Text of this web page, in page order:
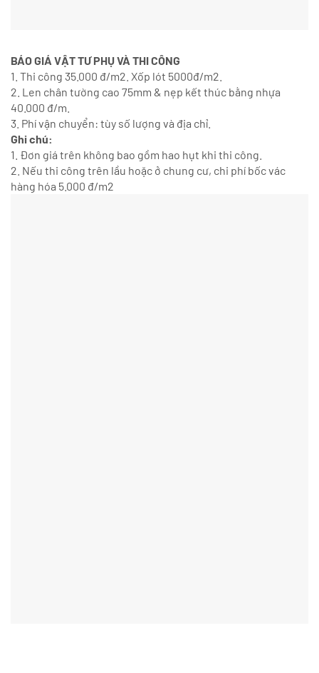
BÁO GIÁ VẬT TƯ PHỤ VÀ THI CÔNG
1. Thi công 35.000 đ/m2. Xốp lót 5000đ/m2.
2. Len chân tường cao 75mm & nẹp kết thúc bằng nhựa
40.000 đ/m.
3. Phí vận chuyển: tùy số lượng và địa chỉ.
Ghi chú:
1. Đơn giá trên không bao gồm hao hụt khi thi công.
2. Nếu thi công trên lầu hoặc ở chung cư, chi phí bốc vác
hàng hóa 5.000 đ/m2